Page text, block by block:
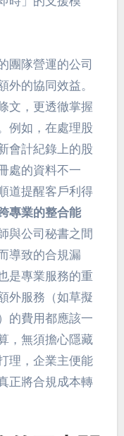
團隊營運的公司
外的協同效益。
文，更透徹掌握
例如，在處理股
會計紀錄上的股
處的資料不一
道提醒客戶利得
專業的整合能
與公司秘書之間
導致的合規漏
是專業服務的重
外服務（如草擬
的費用都應該一
，無須擔心隱藏
理，企業主便能
正將合規成本轉